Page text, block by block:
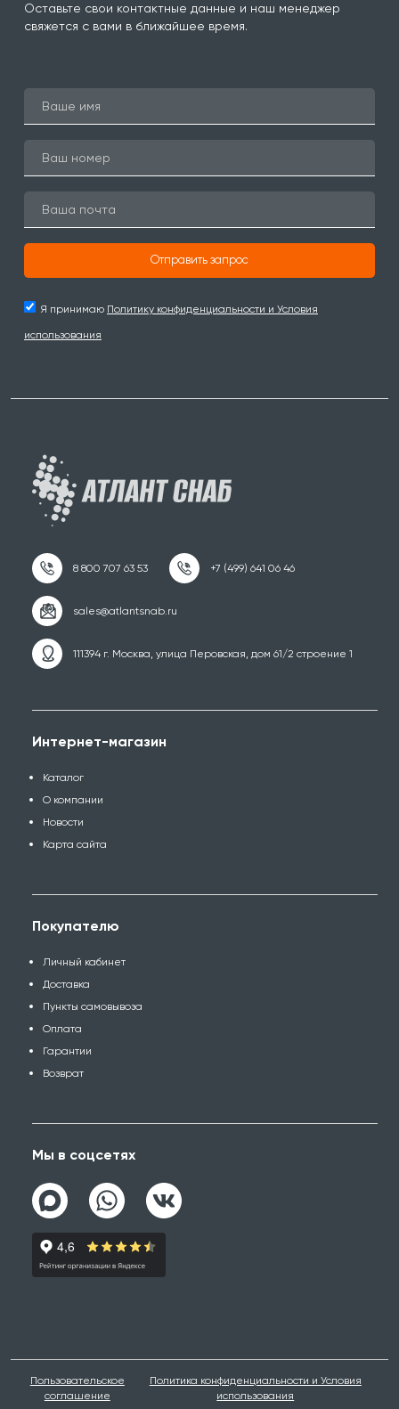
Оставьте свои контактные данные и наш менеджер
свяжется с вами в ближайшее время.
Отправить запрос
Я принимаю Политику конфиденциальности и Условия
использования
111394 г. Москва, улица Перовская, дом 61/2 строение 1
Интернет-магазин
Каталог
О компании
Новости
Карта сайта
Покупателю
Личный кабинет
Доставка
Пункты самовывоза
Оплата
Гарантии
Возврат
Мы в соцсетях
Пользовательское
соглашение
Политика конфиденциальности и Условия
использования